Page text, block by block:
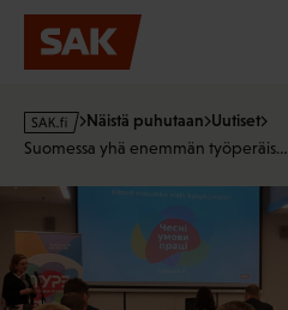
Hyppää
sisältöön
s
a
Näistä puhutaan Uutiset
Suomessa yhä enemmän työperäis…